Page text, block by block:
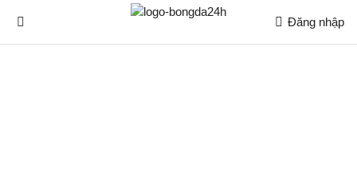
Đăng nhập